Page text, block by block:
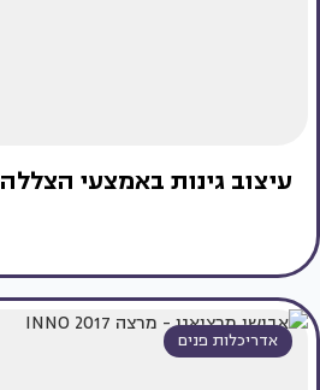
עיצוב גינות באמצעי הצללה
אדריכלות פנים